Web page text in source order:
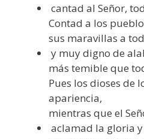
cantad al Señor,
Contad a los
sus maravillas a
y muy digno de
más temible que
Pues los dioses de
apariencia,
mientras que el
aclamad la gloria